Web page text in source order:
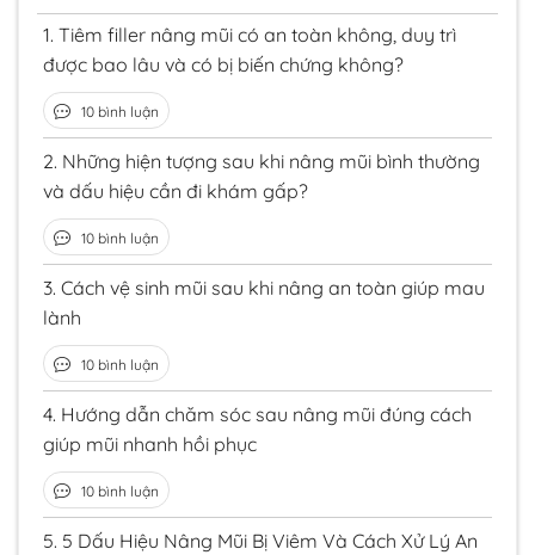
1. Tiêm filler nâng mũi có an toàn không, duy trì
được bao lâu và có bị biến chứng không?
10 bình luận
2. Những hiện tượng sau khi nâng mũi bình thường
và dấu hiệu cần đi khám gấp?
10 bình luận
3. Cách vệ sinh mũi sau khi nâng an toàn giúp mau
lành
10 bình luận
4. Hướng dẫn chăm sóc sau nâng mũi đúng cách
giúp mũi nhanh hồi phục
10 bình luận
5. 5 Dấu Hiệu Nâng Mũi Bị Viêm Và Cách Xử Lý An